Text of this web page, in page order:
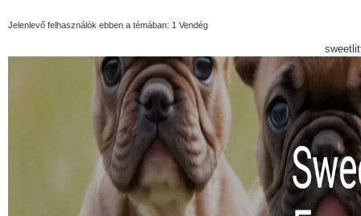
Jelenlevő felhasználók ebben a témában: 1 Vendég